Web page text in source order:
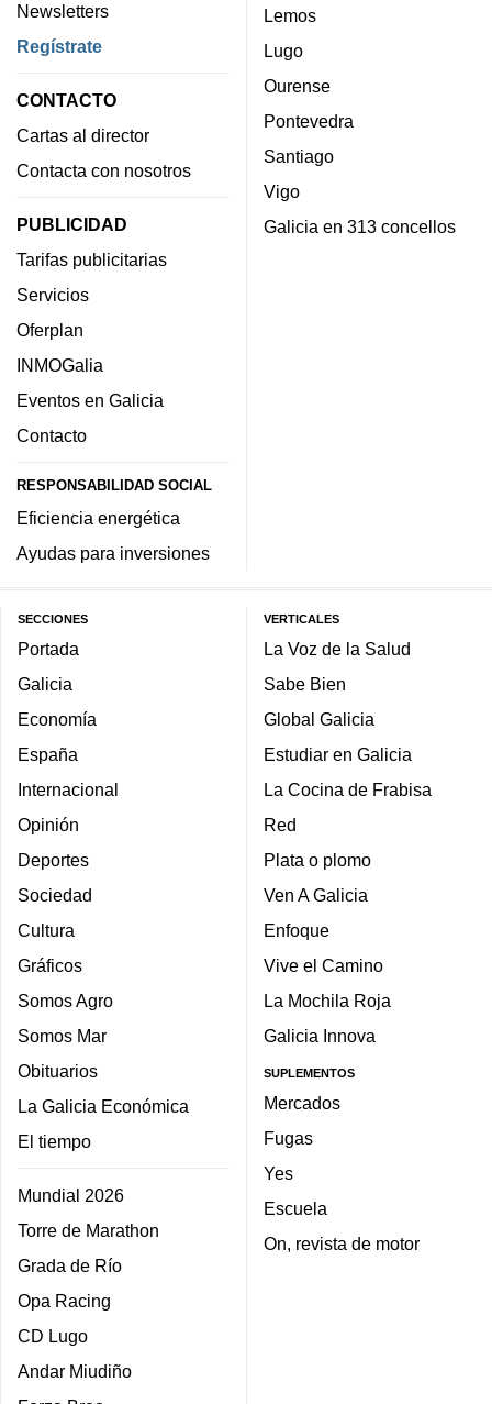
Newsletters
Regístrate
CONTACTO
Cartas al director
Contacta con nosotros
PUBLICIDAD
Tarifas publicitarias
Servicios
Oferplan
INMOGalia
Eventos en Galicia
Contacto
RESPONSABILIDAD SOCIAL
Eficiencia energética
Ayudas para inversiones
Lemos
Lugo
Ourense
Pontevedra
Santiago
Vigo
Galicia en 313 concellos
SECCIONES
Portada
Galicia
Economía
España
Internacional
Opinión
Deportes
Sociedad
Cultura
Gráficos
Somos Agro
Somos Mar
Obituarios
La Galicia Económica
El tiempo
Mundial 2026
Torre de Marathon
Grada de Río
Opa Racing
CD Lugo
Andar Miudiño
VERTICALES
La Voz de la Salud
Sabe Bien
Global Galicia
Estudiar en Galicia
La Cocina de Frabisa
Red
Plata o plomo
Ven A Galicia
Enfoque
Vive el Camino
La Mochila Roja
Galicia Innova
SUPLEMENTOS
Mercados
Fugas
Yes
Escuela
On, revista de motor